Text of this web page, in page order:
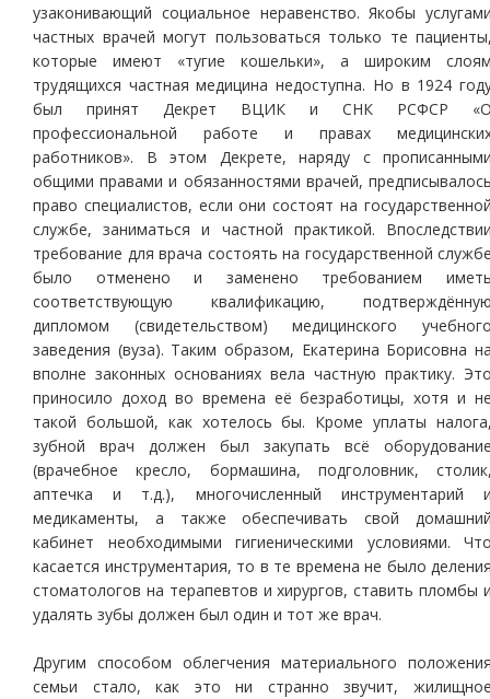
узаконивающий социальное неравенство. Якобы
частных врачей могут пользоваться только те
которые имеют «тугие кошельки», а широким
трудящихся частная медицина недоступна. Но в 1924
был принят Декрет ВЦИК и СНК РСФСР
профессиональной работе и правах
работников». В этом Декрете, наряду с
общими правами и обязанностями врачей,
право специалистов, если они состоят на
службе, заниматься и частной практикой.
требование для врача состоять на государственной
было отменено и заменено требованием
соответствующую квалификацию,
дипломом (свидетельством) медицинского
заведения (вуза). Таким образом, Екатерина Борисовна
вполне законных основаниях вела частную практику.
приносило доход во времена её безработицы, хотя и
такой большой, как хотелось бы. Кроме уплаты
зубной врач должен был закупать всё
(врачебное кресло, бормашина, подголовник,
аптечка и т.д.), многочисленный инструментарий
медикаменты, а также обеспечивать свой
кабинет необходимыми гигиеническими условиями.
касается инструментария, то в те времена не было
стоматологов на терапевтов и хирургов, ставить пломбы
удалять зубы должен был один и тот же врач.
Другим способом облегчения материального
семьи стало, как это ни странно звучит,